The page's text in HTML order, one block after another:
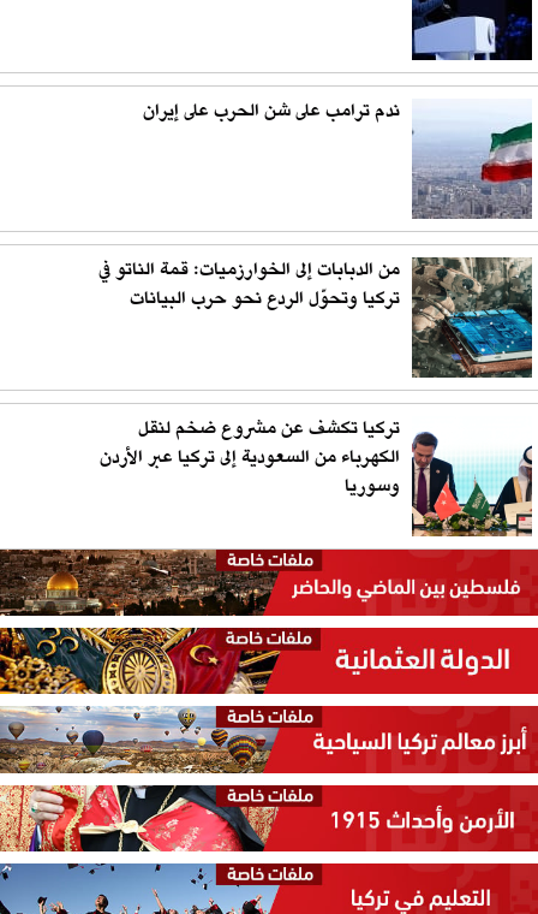
ندم ترامب على شن الحرب على إيران
من الدبابات إلى الخوارزميات: قمة الناتو في
تركيا وتحوّل الردع نحو حرب البيانات
تركيا تكشف عن مشروع ضخم لنقل
الكهرباء من السعودية إلى تركيا عبر الأردن
وسوريا